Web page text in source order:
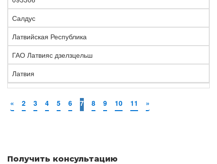
Салдус
Латвийская Республика
ГАО Латвияс дзелзцельш
Латвия
« 2 3 4 5 6 7 8 9 10 11 »
Получить консультацию